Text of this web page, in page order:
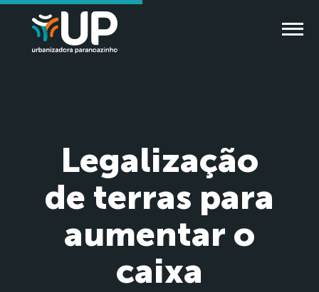
Legalização
de terras para
aumentar o
caixa